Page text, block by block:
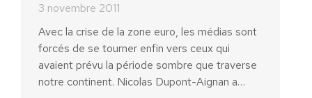
3 novembre 2011
Avec la crise de la zone euro, les médias sont
forcés de se tourner enfin vers ceux qui
avaient prévu la période sombre que traverse
notre continent. Nicolas Dupont-Aignan a…